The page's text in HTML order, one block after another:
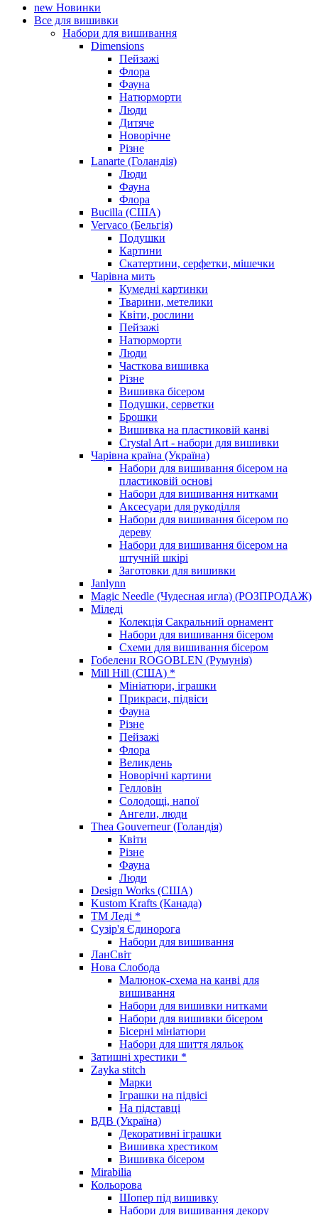
new Новинки
Все для вишивки
Набори для вишивання
Dimensions
Пейзажі
Флора
Фауна
Натюрморти
Люди
Дитяче
Новорічне
Різне
Lanarte (Голандія)
Люди
Фауна
Флора
Bucilla (США)
Vervaco (Бельгія)
Подушки
Картини
Скатертини, серфетки, мішечки
Чарiвна мить
Кумедні картинки
Тварини, метелики
Квіти, рослини
Пейзажі
Натюрморти
Люди
Часткова вишивка
Різне
Вишивка бісером
Подушки, серветки
Брошки
Вишивка на пластиковій канві
Crystal Art - набори для вишивки
Чарівна країна (Україна)
Набори для вишивання бісером на
пластиковій основі
Набори для вишивання нитками
Аксесуари для рукоділля
Набори для вишивання бісером по
дереву
Набори для вишивання бісером на
штучній шкірі
Заготовки для вишивки
Janlynn
Magic Needle (Чудесная игла) (РОЗПРОДАЖ)
Міледі
Колекція Сакральний орнамент
Набори для вишивання бісером
Схеми для вишивання бісером
Гобелени ROGOBLEN (Румунія)
Mill Hill (США) *
Мініатюри, іграшки
Прикраси, підвіси
Фауна
Різне
Пейзажі
Флора
Великдень
Новорічні картини
Гелловін
Солодощі, напої
Ангели, люди
Thea Gouverneur (Голандія)
Квіти
Різне
Фауна
Люди
Design Works (США)
Kustom Krafts (Канада)
ТМ Леді *
Сузір'я Єдинорога
Набори для вишивання
ЛанСвіт
Нова Слобода
Малюнок-схема на канві для
вишивання
Набори для вишивки нитками
Набори для вишивки бісером
Бісерні мініатюри
Набори для шиття ляльок
Затишні хрестики *
Zayka stitch
Марки
Іграшки на підвісі
На підставці
ВДВ (Україна)
Декоративні іграшки
Вишивка хрестиком
Вишивка бісером
Mirabilia
Кольорова
Шопер під вишивку
Набори для вишивання декору